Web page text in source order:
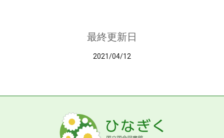
最終更新日
2021/04/12